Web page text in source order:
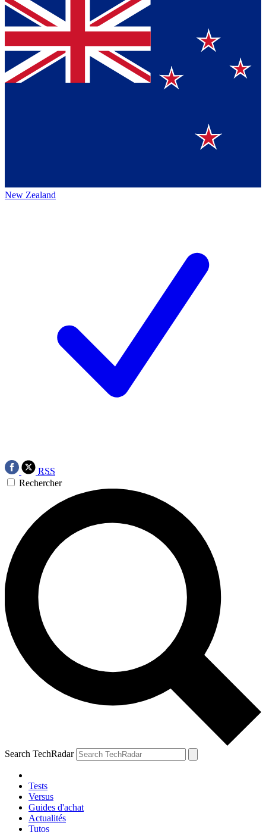
New Zealand
RSS
Rechercher
Search TechRadar
Tests
Versus
Guides d'achat
Actualités
Tutos